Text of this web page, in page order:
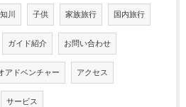
川 子供 家族旅行 国内旅行
ガイド紹介 お問い合わせ
アドベンチャー アクセス
サービス